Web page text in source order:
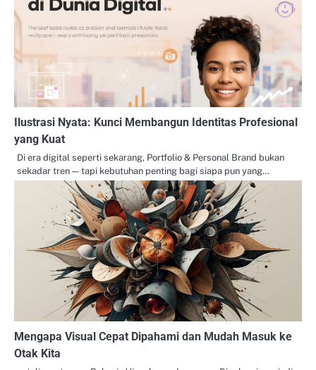
Ilustrasi Nyata: Kunci Membangun Identitas Profesional
yang Kuat
Di era digital seperti sekarang, Portfolio & Personal Brand bukan
sekadar tren — tapi kebutuhan penting bagi siapa pun yang…
Mengapa Visual Cepat Dipahami dan Mudah Masuk ke
Otak Kita